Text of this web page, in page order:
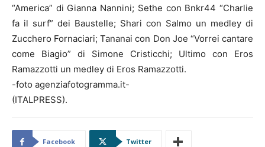
“America” di Gianna Nannini; Sethe con Bnkr44 “Charlie
fa il surf” dei Baustelle; Shari con Salmo un medley di
Zucchero Fornaciari; Tananai con Don Joe “Vorrei cantare
come Biagio” di Simone Cristicchi; Ultimo con Eros
Ramazzotti un medley di Eros Ramazzotti.
-foto agenziafotogramma.it-
(ITALPRESS).
Facebook Twitter